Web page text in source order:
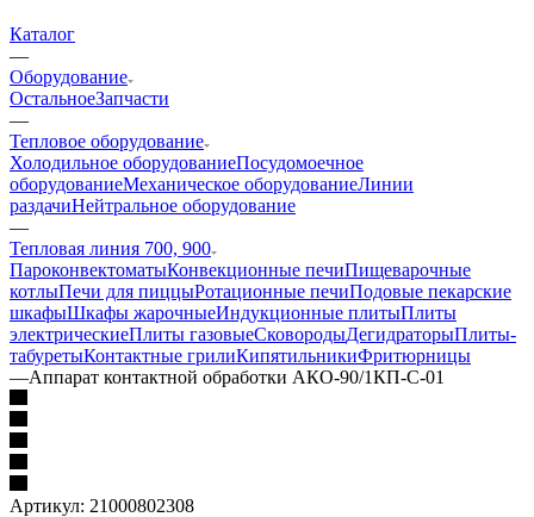
Каталог
—
Оборудование
ОстальноеЗапчасти
—
Тепловое оборудование
Холодильное оборудованиеПосудомоечное
оборудованиеМеханическое оборудованиеЛинии
раздачиНейтральное оборудование
—
Тепловая линия 700, 900
ПароконвектоматыКонвекционные печиПищеварочные
котлыПечи для пиццыРотационные печиПодовые пекарские
шкафыШкафы жарочныеИндукционные плитыПлиты
электрическиеПлиты газовыеСковородыДегидраторыПлиты-
табуретыКонтактные грилиКипятильникиФритюрницы
—Аппарат контактной обработки АКО-90/1КП-С-01
Артикул: 21000802308